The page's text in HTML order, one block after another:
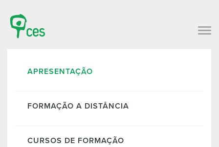
APRESENTAÇÃO
FORMAÇÃO A DISTÂNCIA
CURSOS DE FORMAÇÃO